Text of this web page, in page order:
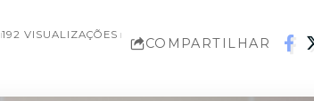
192 VISUALIZAÇÕES
COMPARTILHAR